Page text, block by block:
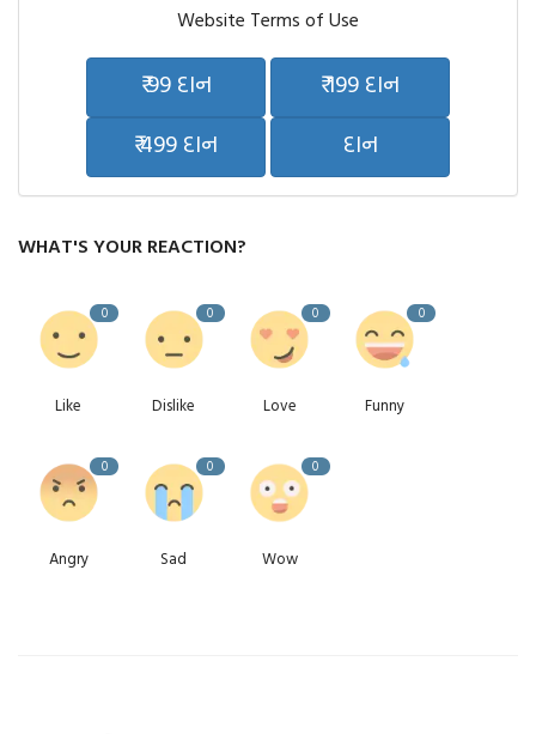
Website Terms of Use
₹ 99 દાન
₹ 199 દાન
₹ 499 દાન
દાન
WHAT'S YOUR REACTION?
0
Like
0
Dislike
0
Love
0
Funny
0
Angry
0
Sad
0
Wow